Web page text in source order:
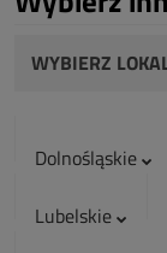
WYBIERZ
Dolnośląskie
Lubelskie